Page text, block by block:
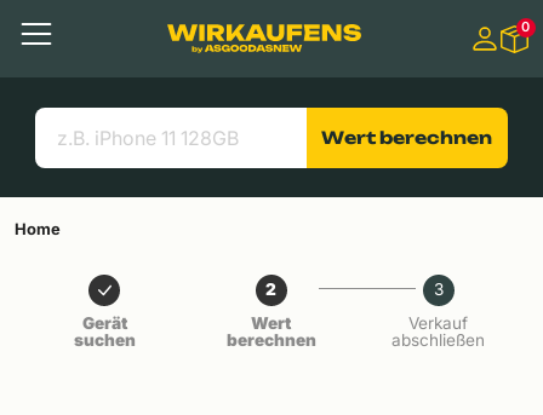
Menü
Suchen
Nützliche Links
0
Wert berechnen
Home
Gerät
suchen
2
Wert
berechnen
3
Verkauf
abschließen